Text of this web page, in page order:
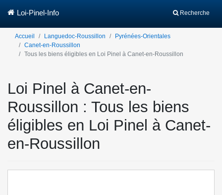
Recherche
Loi-Pinel-Info
Accueil Languedoc-Roussillon
Pyrénées-Orientales
Canet-en-Roussillon
Tous les biens éligibles en Loi Pinel à Canet-en-Roussillon
Loi Pinel à Canet-en-
Roussillon : Tous les biens
éligibles en Loi Pinel à Canet-
en-Roussillon